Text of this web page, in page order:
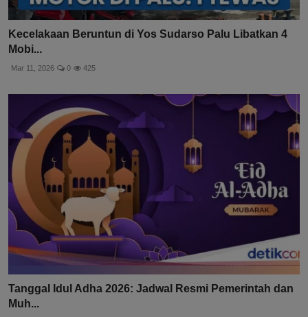
Kecelakaan Beruntun di Yos Sudarso Palu Libatkan 4
Mobi...
Mar 11, 2026 0 425
Tanggal Idul Adha 2026: Jadwal Resmi Pemerintah dan
Muh...